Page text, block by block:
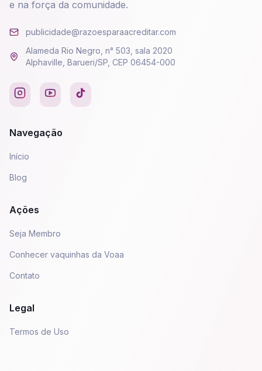
e na força da comunidade.
publicidade@razoesparaacreditar.com
Alameda Rio Negro, n° 503, sala 2020
Alphaville, Barueri/SP, CEP 06454-000
Navegação
Início
Blog
Ações
Seja Membro
Conhecer vaquinhas da Voaa
Contato
Legal
Termos de Uso